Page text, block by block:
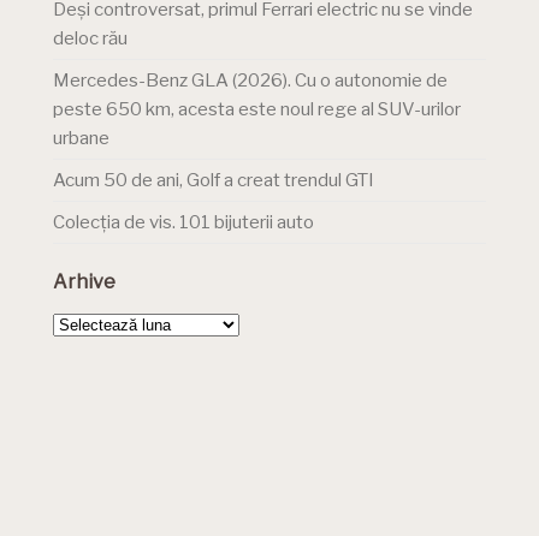
Deși controversat, primul Ferrari electric nu se vinde
deloc rău
Mercedes-Benz GLA (2026). Cu o autonomie de
peste 650 km, acesta este noul rege al SUV-urilor
urbane
Acum 50 de ani, Golf a creat trendul GTI
Colecția de vis. 101 bijuterii auto
Arhive
Arhive